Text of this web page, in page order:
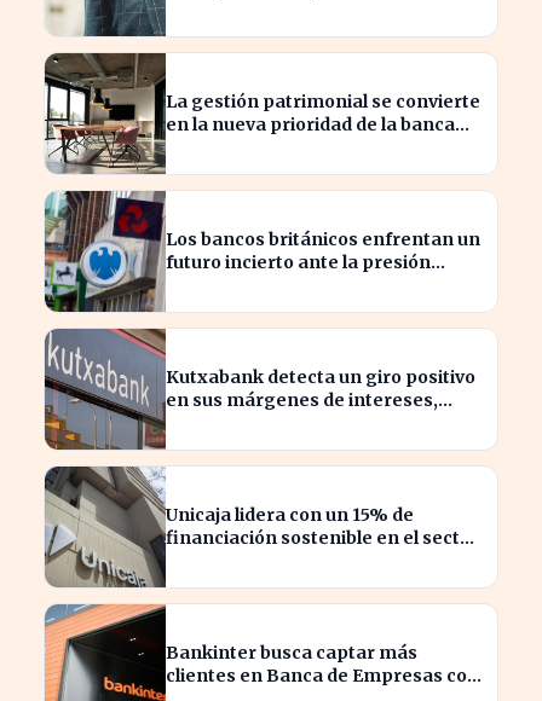
La gestión patrimonial se convierte
en la nueva prioridad de la banca
Los bancos británicos enfrentan un
futuro incierto ante la presión
Kutxabank detecta un giro positivo
en sus márgenes de intereses,
Unicaja lidera con un 15% de
financiación sostenible en el sector
Bankinter busca captar más
clientes en Banca de Empresas con